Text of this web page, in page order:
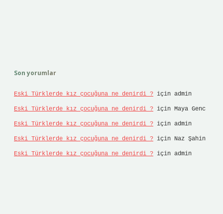
Son yorumlar
Eski Türklerde kız çocuğuna ne denirdi ? için admin
Eski Türklerde kız çocuğuna ne denirdi ? için Maya Genc
Eski Türklerde kız çocuğuna ne denirdi ? için admin
Eski Türklerde kız çocuğuna ne denirdi ? için Naz Şahin
Eski Türklerde kız çocuğuna ne denirdi ? için admin